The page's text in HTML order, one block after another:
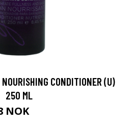
CONDITIONER (U)
250 ML
NOK